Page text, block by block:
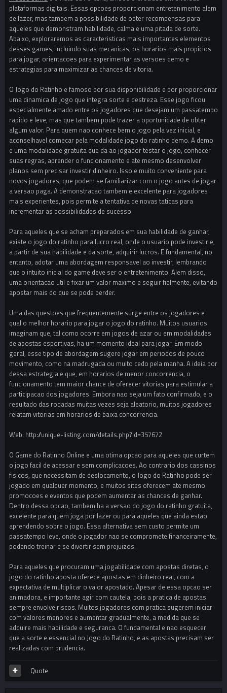
plataformas digitais. Essas opcoes proporcionam entretenimento alem
de lazer, mas tambem a possibilidade de obter recompensas para
aqueles que demonstram habilidade, calma e uma pitada de sorte.
Abaixo, exploraremos as caracteristicas mais importantes elementos
desses games, incluindo suas mecanicas, os horarios mais propicios
para jogar, orientacoes para experimentar as versoes demo e
estrategias para maximizar as chances de vitoria.
O Jogo do Ratinho e famoso por sua disponibilidade e por proporcionar
uma dinamica de jogo que integra sorte e destreza. Esse jogo ficou
especialmente amado entre os jogadores que desejam um passatempo
rapido e leve, mas que tambem pode trazer a oportunidade de obter
algum valor. Para quem nao conhece bem o jogo pela vez inicial, e
aconselhavel comecar pela modalidade jogo do ratinho demo. A demo
e uma modalidade gratuita que da ao jogador testar o jogo, conhecer
suas regras, aprender o funcionamento e ate mesmo desenvolver
planos sem precisar investir dinheiro. Isso e muito conveniente para
novos jogadores, que podem se familiarizar com o jogo antes de jogar
a versao paga. A demonstracao tambem e excelente para jogadores
mais experientes, pois permite a tentativa de novas taticas para
incrementar as possibilidades de sucesso.
Para aqueles que se acham preparados em sua habilidade de ganhar,
existe o jogo do ratinho para lucro real, onde o usuario pode investir e,
a partir de sua habilidade e da sorte, adquirir lucros. E fundamental, no
entanto, adotar uma abordagem responsavel ao investir, lembrando
que o intuito inicial do game deve ser o entretenimento. Alem disso,
uma orientacao util e fixar um valor maximo e seguir fielmente, evitando
apostar mais do que se pode perder.
Uma das questoes que frequentemente surge entre os jogadores e
qual o melhor horario para jogar o jogo do ratinho. Muitos usuarios
imaginam que, tal como ocorre em jogos de azar ou em modalidades
de apostas esportivas, ha um momento ideal para jogar. Em modo
geral, esse tipo de abordagem sugere jogar em periodos de pouco
movimento, como na madrugada ou muito cedo pela manha. A ideia por
dessa estrategia e que, em horarios de menor concorrencia, o
funcionamento tem maior chance de oferecer vitorias para estimular a
participacao dos jogadores. Embora nao seja um fato confirmado, e o
resultado das rodadas muitas vezes seja aleatorio, muitos jogadores
relatam vitorias em horarios de baixa concorrencia.
Web: http://unique-listing.com/details.php?id=357672
O Game do Ratinho Online e uma otima opcao para aqueles que curtem
o jogo facil de acessar e sem complicacoes. Ao contrario dos cassinos
fisicos, que necessitam de deslocamento, o Jogo do Ratinho pode ser
jogado em qualquer momento, e muitos sites oferecem ate mesmo
promocoes e eventos que podem aumentar as chances de ganhar.
Dentro dessa opcao, tambem ha a versao do jogo do ratinho gratuita,
excelente para quem joga por lazer ou para aqueles que ainda estao
aprendendo sobre o jogo. Essa alternativa sem custo permite um
passatempo leve, onde o jogador nao se compromete financeiramente,
podendo treinar e se divertir sem prejuizos.
Para aqueles que procuram uma jogabilidade com apostas diretas, o
jogo do ratinho aposta oferece apostas em dinheiro real, com a
expectativa de multiplicar o valor apostado. Apesar de essa opcao ser
animadora, e importante agir com cautela, pois a pratica de apostas
sempre envolve riscos. Muitos jogadores com pratica sugerem iniciar
com valores menores e aumentar gradualmente, a medida que se
adquire mais habilidade e seguranca. O fundamental e nao esquecer
que a sorte e essencial no Jogo do Ratinho, e as apostas precisam ser
realizadas com prudencia.
Quote